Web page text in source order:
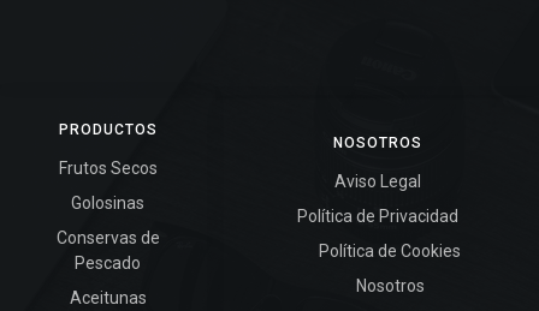
NOSOTROS
Aviso Legal
Política de Privacidad
Política de Cookies
Nosotros
PRODUCTOS
Frutos Secos
Golosinas
Conservas de
Pescado
Aceitunas